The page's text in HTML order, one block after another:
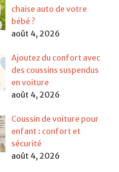
chaise auto de votre
bébé ?
août 4, 2026
Ajoutez du confort avec
des coussins suspendus
en voiture
août 4, 2026
Coussin de voiture pour
enfant : confort et
sécurité
août 4, 2026